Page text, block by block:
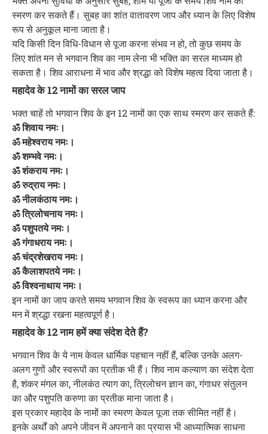
स्मरण कर सकते हैं। सुबह का शांत वातावरण जाप और ध्यान के लिए विशेष
रूप से अनुकूल माना जाता है।
यदि किसी दिन विधि-विधान से पूजा करना संभव न हो, तो कुछ समय के
लिए शांत मन से भगवान शिव का नाम लेना भी भक्ति का सरल माध्यम हो
सकता है। शिव आराधना में भाव और श्रद्धा को विशेष महत्व दिया जाता है।
महादेव के 12 नामों का सरल जाप
भक्त चाहें तो भगवान शिव के इन 12 नामों का एक साथ स्मरण कर सकते हैं:
ॐ शिवाय नमः।
ॐ महेश्वराय नमः।
ॐ शम्भवे नमः।
ॐ शंकराय नमः।
ॐ रुद्राय नमः।
ॐ नीलकंठाय नमः।
ॐ त्रिलोचनाय नमः।
ॐ पशुपतये नमः।
ॐ गंगाधराय नमः।
ॐ चंद्रशेखराय नमः।
ॐ कैलाशपतये नमः।
ॐ विश्वनाथाय नमः।
इन नामों का जाप करते समय भगवान शिव के स्वरूप का ध्यान करना और
मन में श्रद्धा रखना महत्वपूर्ण है।
महादेव के 12 नाम हमें क्या संदेश देते हैं?
भगवान शिव के ये नाम केवल धार्मिक पहचान नहीं हैं, बल्कि उनके अलग-
अलग गुणों और स्वरूपों का प्रतीक भी हैं। शिव नाम कल्याण का संदेश देता
है, शंकर मंगल का, नीलकंठ त्याग का, त्रिलोचन ज्ञान का, गंगाधर संतुलन
का और पशुपति करुणा का प्रतीक माना जाता है।
इस प्रकार महादेव के नामों का स्मरण केवल पूजा तक सीमित नहीं है।
इनके अर्थों को अपने जीवन में अपनाने का प्रयास भी आध्यात्मिक साधना